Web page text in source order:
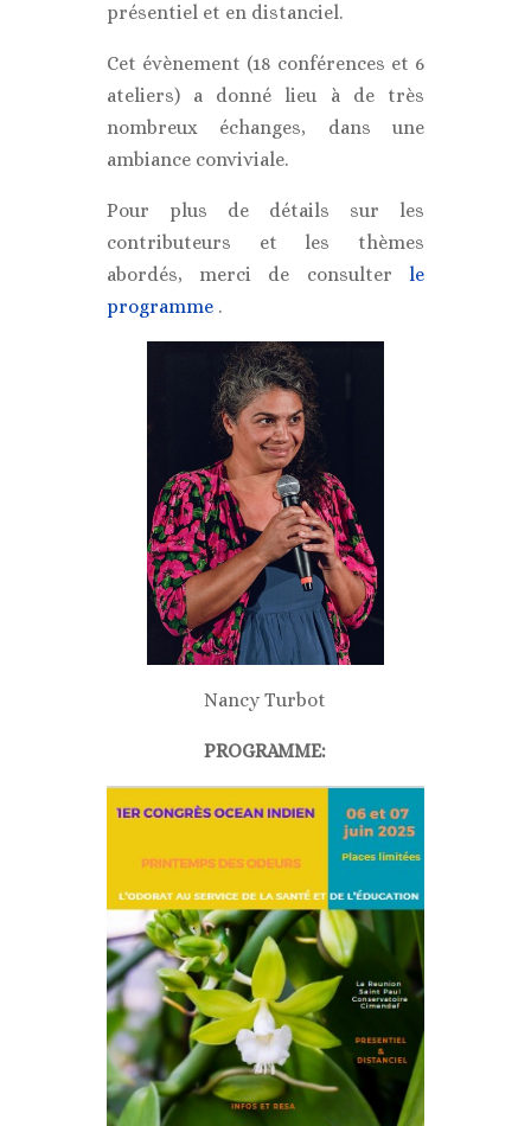
présentiel et en distanciel.
Cet évènement (18 conférences et 6
ateliers) a donné lieu à de très
nombreux échanges, dans une
ambiance conviviale.
Pour plus de détails sur les
contributeurs et les thèmes
abordés, merci de consulter le
programme.
Nancy Turbot
PROGRAMME: